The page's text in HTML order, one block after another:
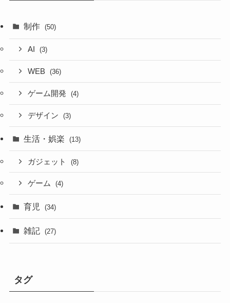
制作 (50)
AI (3)
WEB (36)
ゲーム開発 (4)
デザイン (3)
生活・娯楽 (13)
ガジェット (8)
ゲーム (4)
育児 (34)
雑記 (27)
タグ